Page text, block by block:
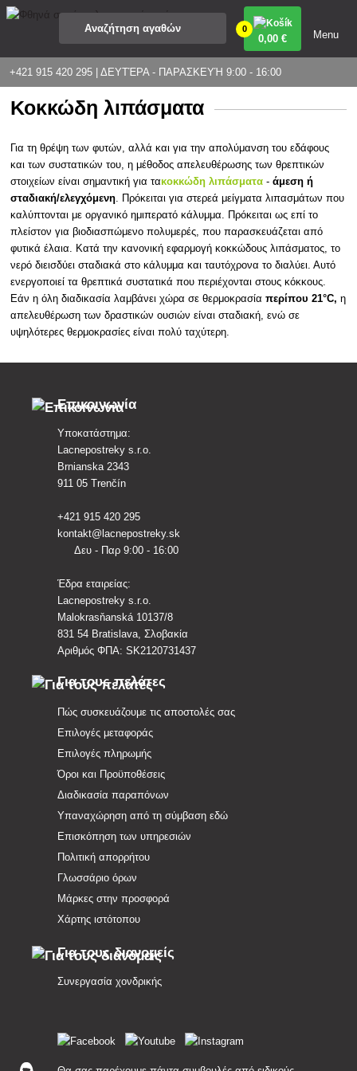
+421 915 420 295 | ΔΕΥΤΈΡΑ - ΠΑΡΑΣΚΕΥΉ 9:00 - 16:00
0
0,00 € Menu
Κοκκώδη λιπάσματα
Για τη θρέψη των φυτών, αλλά και για την απολύμανση του εδάφους
και των συστατικών του, ημέθοδος απελευθέρωσης των θρεπτικών
στοιχείων είναι σημαντική για τακοκκώδη λιπάσματα -άμεση ή
σταδιακή/ελεγχόμενη . Πρόκειται για στερεά μείγματα λιπασμάτων που
καλύπτονται με οργανικό ημιπερατό κάλυμμα. Πρόκειται ως επί το
πλείστον για βιοδιασπώμενο πολυμερές, που παρασκευάζεται από
φυτικά έλαια. Κατά την κανονική εφαρμογή κοκκώδους λιπάσματος, το
νερό διεισδύει σταδιακά στο κάλυμμα και ταυτόχρονα το διαλύει. Αυτό
ενεργοποιεί τα θρεπτικά συστατικά που περιέχονται στους κόκκους.
Εάν η όλη διαδικασία λαμβάνει χώρα σε θερμοκρασίαπερίπου 21°C, η
απελευθέρωση των δραστικών ουσιών είναι σταδιακή, ενώ σε
υψηλότερες θερμοκρασίες είναι πολύ ταχύτερη.
Επικοινωνία
Υποκατάστημα:
Lacnepostreky s.r.o.
Brnianska 2343
911 05 Trenčín
+421 915 420 295
kontakt@lacnepostreky.sk
Δευ - Παρ 9:00 - 16:00
Έδρα εταιρείας:
Lacnepostreky s.r.o.
Malokrasňanská 10137/8
831 54 Bratislava, Σλοβακία
Αριθμός ΦΠΑ: SK2120731437
Για τους πελάτες
Πώς συσκευάζουμε τις αποστολές σας
Επιλογές μεταφοράς
Επιλογές πληρωμής
Όροι και Προϋποθέσεις
Διαδικασία παραπόνων
Υπαναχώρηση από τη σύμβαση εδώ
Επισκόπηση των υπηρεσιών
Πολιτική απορρήτου
Γλωσσάριο όρων
Μάρκες στην προσφορά
Χάρτης ιστότοπου
Για τους διανομείς
Συνεργασία χονδρικής